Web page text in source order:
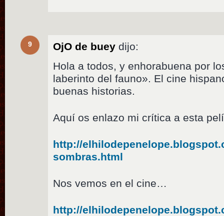
9 OjO de buey dijo:
Hola a todos, y enhorabuena por
laberinto del fauno». El cine
buenas historias.
Aquí os enlazo mi crítica a esta
http://
sombras.html
Nos vemos en el cine…
http://